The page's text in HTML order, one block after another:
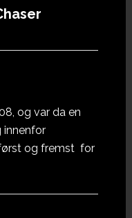
og var da en
innenfor
og fremst for